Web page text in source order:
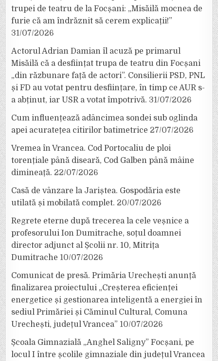
trupei de teatru de la Focșani: „Misăilă mocnea de
furie că am îndrăznit să cerem explicații!”
31/07/2026
Actorul Adrian Damian îl acuză pe primarul
Misăilă că a desființat trupa de teatru din Focșani
„din răzbunare față de actori”. Consilierii PSD, PNL
și FD au votat pentru desființare, în timp ce AUR s-
a abținut, iar USR a votat împotrivă. 31/07/2026
Cum influențează adâncimea sondei sub oglinda
apei acuratețea citirilor batimetrice 27/07/2026
Vremea în Vrancea. Cod Portocaliu de ploi
torențiale până diseară, Cod Galben până mâine
dimineață. 22/07/2026
Casă de vânzare la Jariștea. Gospodăria este
utilată și mobilată complet. 20/07/2026
Regrete eterne după trecerea la cele veșnice a
profesorului Ion Dumitrache, soțul doamnei
director adjunct al Școlii nr. 10, Mitrița
Dumitrache 10/07/2026
Comunicat de presă. Primăria Urechești anunță
finalizarea proiectului „Creșterea eficienței
energetice și gestionarea inteligentă a energiei în
sediul Primăriei și Căminul Cultural, Comuna
Urechești, județul Vrancea” 10/07/2026
Școala Gimnazială „Anghel Saligny” Focșani, pe
locul I între școlile gimnaziale din județul Vrancea